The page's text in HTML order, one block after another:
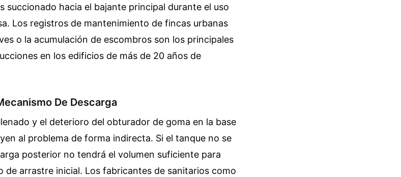
succionado hacia el bajante principal durante el uso
Los registros de mantenimiento de fincas urbanas
o la acumulación de escombros son los principales
en los edificios de más de 20 años de
De Descarga
y el deterioro del obturador de goma en la base
al problema de forma indirecta. Si el tanque no se
posterior no tendrá el volumen suficiente para
de arrastre inicial. Los fabricantes de sanitarios como